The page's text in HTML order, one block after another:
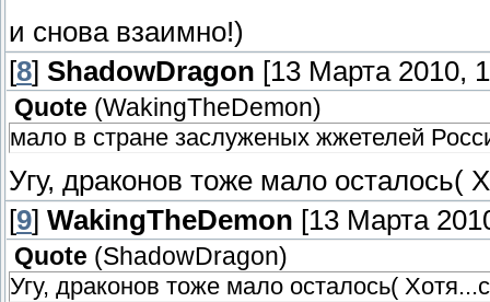
и снова взаимно!)
[8] ShadowDragon [13 Марта 2010,
Quote (WakingTheDemon)
мало в стране заслуженых жжетелей
Угу, драконов тоже мало осталось(
[9] WakingTheDemon [13 Марта
Quote (ShadowDragon)
Угу, драконов тоже мало осталось(